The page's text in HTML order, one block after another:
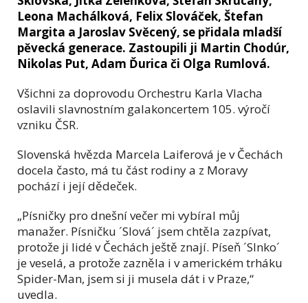
Leona Machálková, Felix Slováček, Štefan
Margita a Jaroslav Svěcený, se přidala mladší
pěvecká generace. Zastoupili ji Martin Chodúr,
Nikolas Put, Adam Ďurica či Olga Rumlová.
Všichni za doprovodu Orchestru Karla Vlacha
oslavili slavnostním galakoncertem 105. výročí
vzniku ČSR.
Slovenská hvězda Marcela Laiferová je v Čechách
docela často, má tu část rodiny a z Moravy
pochází i její dědeček.
„Písničky pro dnešní večer mi vybíral můj
manažer. Písničku ´Slová´ jsem chtěla zazpívat,
protože ji lidé v Čechách ještě znají. Píseň ´Slnko´
je veselá, a protože zazněla i v americkém trháku
Spider-Man, jsem si ji musela dát i v Praze,“
uvedla.